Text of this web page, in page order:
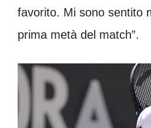
favorito. Mi sono sentito
prima metà del match”.